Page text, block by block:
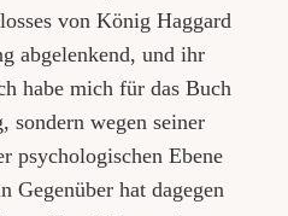
von König Haggard
abgelenkend, und ihr
habe mich für das Buch
sondern wegen seiner
psychologischen Ebene
Gegenüber hat dagegen